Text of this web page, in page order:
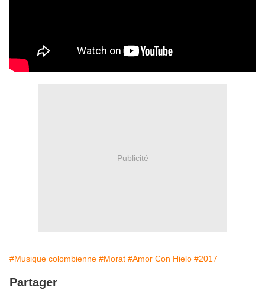
Publicité
#Musique colombienne #Morat #Amor Con Hielo #2017
Partager